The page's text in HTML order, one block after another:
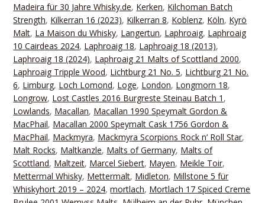
Madeira für 30 Jahre Whisky.de, Kerken, Kilchoman Batch
Strength, Kilkerran 16 (2023), Kilkerran 8, Koblenz, Köln, Kyrö
Malt, La Maison du Whisky, Langertun, Laphroaig, Laphroaig
10 Cairdeas 2024, Laphroaig 18, Laphroaig 18 (2013),
Laphroaig 18 (2024), Laphroaig 21 Malts of Scottland 2000,
Laphroaig Tripple Wood, Lichtburg 21 No. 5, Lichtburg 21 No.
6, Limburg, Loch Lomond, Loge, London, Longmorn 18,
Longrow, Lost Castles 2016 Burgreste Steinau Batch 1 ,
Lowlands, Macallan, Macallan 1990 Speymalt Gordon &
MacPhail, Macallan 2000 Speymalt Cask 1756 Gordon &
MacPhail, Mackmyra, Mackmyra Scorpions Rock n‘ Roll Star,
Malt Rocks, Maltkanzle, Malts of Germany, Malts of
Scottland, Maltzeit, Marcel Siebert, Mayen, Meikle Toir,
Mettermal Whisky, Mettermalt, Midleton, Millstone 5 für
Whiskyhort 2019 – 2024,mortlach, Mortlach 17 Spiced Creme